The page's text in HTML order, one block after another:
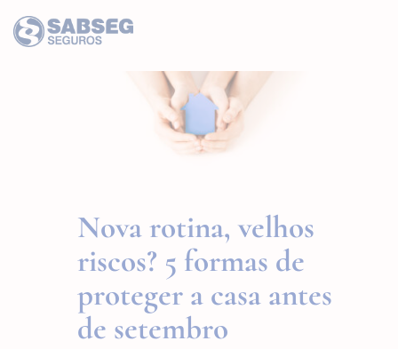
Nova rotina, velhos
riscos? 5 formas de
proteger a casa antes
de setembro